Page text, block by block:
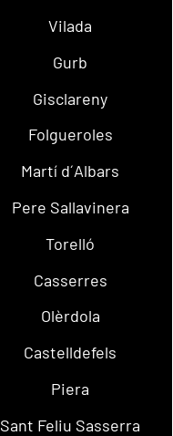
Vilada
Gurb
Gisclareny
Folgueroles
Martí d´Albars
Pere Sallavinera
Torelló
Casserres
Olèrdola
Castelldefels
Piera
Sant Feliu Sasserra